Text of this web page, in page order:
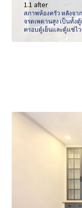
1.1 after
สภาพห้องครัว หลังจา
จรดเพดานสูง เป็นทั้ง
ครอบตู้เย็นและตู้แช่ไ